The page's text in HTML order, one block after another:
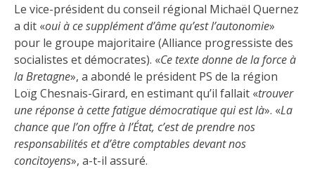
Le vice-président du conseil régional Michaël Quernez
a dit «oui à ce supplément d’âme qu’est l’autonomie»
pour le groupe majoritaire (Alliance progressiste des
socialistes et démocrates). «Ce texte donne de la force à
la Bretagne», a abondé le président PS de la région
Loïg Chesnais-Girard, en estimant qu’il fallait «trouver
une réponse à cette fatigue démocratique qui est là». «La
chance que l’on offre à l’État, c’est de prendre nos
responsabilités et d’être comptables devant nos
concitoyens», a-t-il assuré.